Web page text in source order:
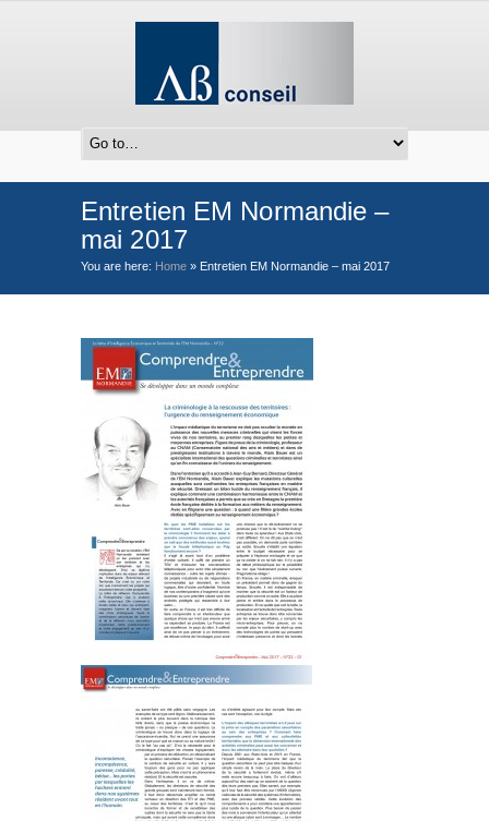
Entretien EM Normandie –
mai 2017
You are here: Home » Entretien EM Normandie – mai 2017